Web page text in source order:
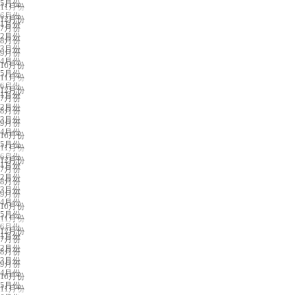
11月份
12月份
5月份
6月份
7月份
8月份
9月份
10月份
11月份
12月份
济南展会排期
1月份
2月份
3月份
4月份
5月份
6月份
7月份
8月份
9月份
10月份
11月份
12月份
中山展会排期
1月份
2月份
3月份
4月份
5月份
6月份
7月份
8月份
9月份
10月份
11月份
12月份
重庆展会排期
1月份
2月份
3月份
4月份
5月份
6月份
7月份
8月份
9月份
10月份
11月份
贵阳展会排期
1月份
2月份
3月份
4月份
5月份